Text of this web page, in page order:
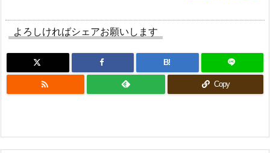
よろしければシェアお願いします
B!
 Copy